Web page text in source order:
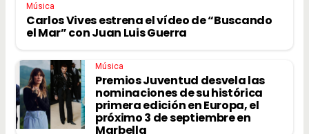
Música
Carlos Vives estrena el vídeo de “Buscando
el Mar” con Juan Luis Guerra
Música
Premios Juventud desvela las
nominaciones de su histórica
primera edición en Europa, el
próximo 3 de septiembre en
Marbella